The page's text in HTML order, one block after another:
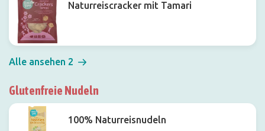
Naturreiscracker mit Tamari
Alle ansehen 2
Glutenfreie Nudeln
100% Naturreisnudeln